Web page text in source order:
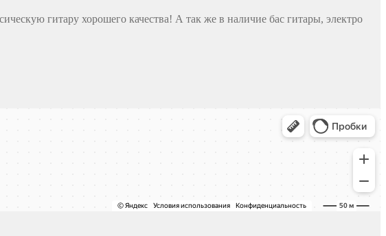
гитару хорошего качества! А так же в наличие бас гитары, электро